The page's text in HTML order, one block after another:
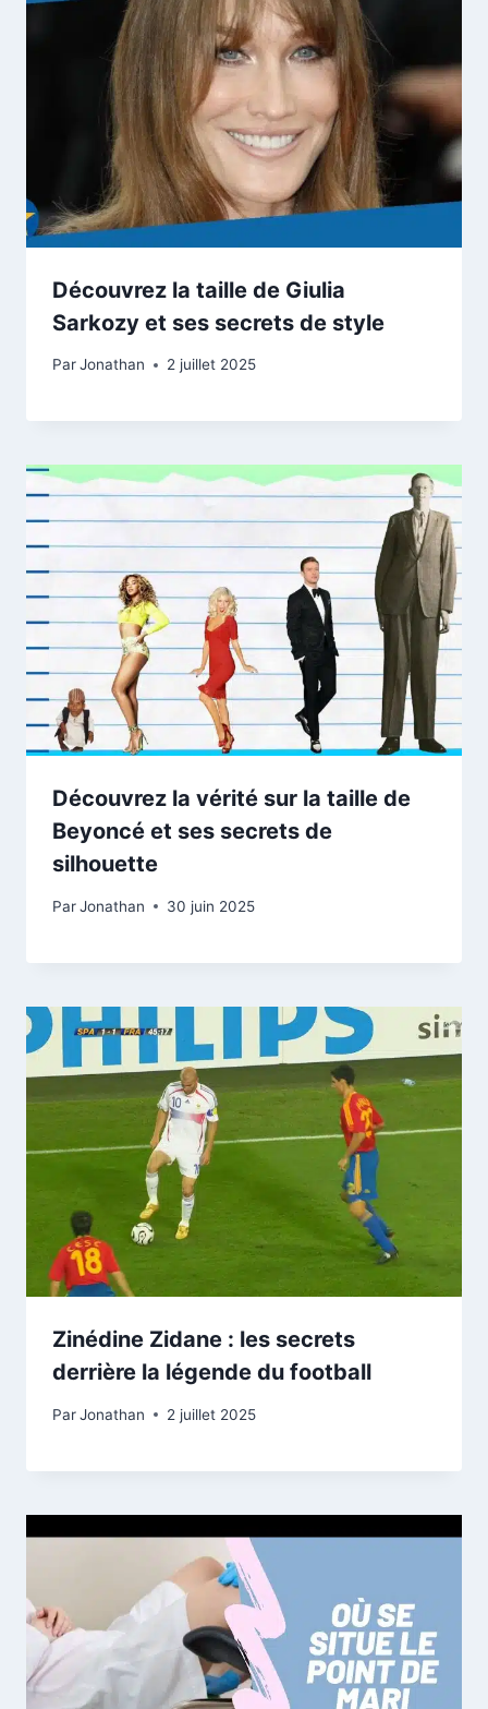
Découvrez la taille de Giulia
Sarkozy et ses secrets de style
ParJonathan 2 juillet 2025
Découvrez la vérité sur la taille de
Beyoncé et ses secrets de
silhouette
ParJonathan 30 juin 2025
Zinédine Zidane : les secrets
derrière la légende du football
ParJonathan 2 juillet 2025